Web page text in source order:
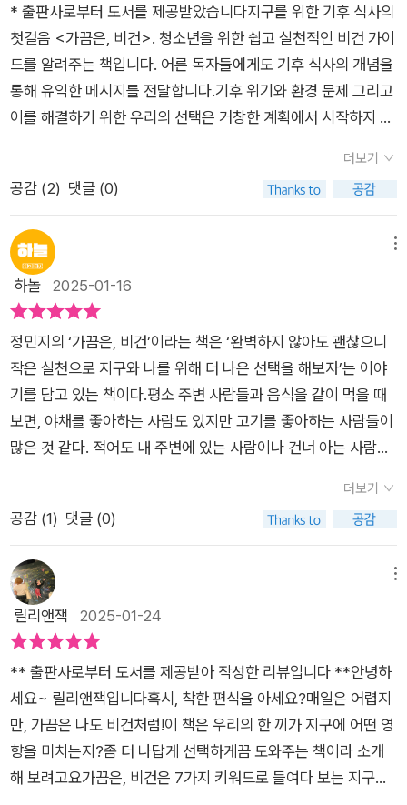
겨나는 다양한 이유, 유통기한과 소비기한의 차이 등 실생활과 관
련한 환경 지식도 담겨 있어서 필독서로 추천합니다.
* 출판사로부터 도서를 제공받았습니다지구를 위한 기후 식사의
첫걸음 <가끔은, 비건>. 청소년을 위한 쉽고 실천적인 비건 가이
드를 알려주는 책입니다. 어른 독자들에게도 기후 식사의 개념을
통해 유익한 메시지를 전달합니다.기후 위기와 환경 문제 그리고
이를 해결하기 위한 우리의 선택은 거창한 계획에서 시작하지 않
등, 빈곤 문제와 어떻게 연결되는지 탐구합니다.누구나 실천할 수
있는 작은 변화로 지구를 지키는 방법을 만나게 됩니다. 음식으로
지구를 구할 수 있다는 '기후 식사'의 개념부터 재미있습니다.우
리가 매일 선택하는 식사가 어떻게 지구의 미래를 바꿀 수 있는지
를 보여줍니다. 온실가스 배출량에서 축산업이 교통수단을 넘는
18%를 차지한다는 사실은 충격적입니다. 전기차로 바꾸는 것보
이 거대한 변화를 일으킬 수 있음을 깨닫게 됩니다.뉴욕에서 큰
인기를 끈 K-김밥은 그 맛뿐 아니라 채식 메뉴로도 주목받았습니
다. 기후 식사가 단순히 환경 운동을 넘어, 현대인의 생활에 쉽게
스며들 수 있음을 보여줍니다.조카를 사랑하는 이모 입장에서 이
책을 썼다는 정민지 작가의 글과 함께 건강하고 무해한 미니멀리
즘과 채식 지향 라이프 스타일을 디자인하는 민디 작가의 그림 조
화가 이 책의 매력을 한층 더 돋보이게 합니다. 재미있고 명료하
이도 짚어줍니다. 히틀러와 간디처럼 상반된 인물이 채식을 실천
했다는 이야기를 통해, 채식주의가 특정한 이념에 국한되지 않음
을 강조합니다.또한 완전한 비건을 실천하지 않더라도 '고기 없는
월요일'처럼 선택적 비건을 시도하는 방법도 충분한 의미가 있음
을 짚어줍니다. 한 명의 완전한 비건보다 열 명의 선택적 비건이
낫다는 메시지는 채식의 실천 가능성을 높이고, 누구나 부담 없이
시작할 수 있음을 전달합니다.우리가 자주 먹는 소고기와 치킨이
환경에 미치는 영향에 대해서도 짚어줍니다. 소는 잘못이 없지만
우리가 육류 산업을 다루는 방식이 잘못되었음을 이야기합니다.
더보기
공감 (2) 댓글 (0)
하놀 2025-01-16
정민지의 ‘가끔은, 비건’이라는 책은 ‘완벽하지 않아도 괜찮으니
작은 실천으로 지구와 나를 위해 더 나은 선택을 해보자’는 이야
기를 담고 있는 책이다.평소 주변 사람들과 음식을 같이 먹을 때
보면, 야채를 좋아하는 사람도 있지만 고기를 좋아하는 사람들이
많은 것 같다. 적어도 내 주변에 있는 사람이나 건너 아는 사람들
사람들은 기분이 저기압일 때 ”고기 앞!”을 외치고, “인생은 고기
서 고기!”를 외치며 고기를 찾았다. 하지만 이러한 고기 소비량이
가?기자인 저자도 다양한 분야의 사람을 만나게 되고, 청소년 독
자를 위한 책을 쓰면서 환경이나 생태, 동물 복지 같은 개념들을
제대로 알게 됐다고 한다. 기후 위기가 도래한 시점에 기후를 지
음식을 바꾸는 것이 중요하다는 사실을 알게 되었다.평소 좋아하
는 문장 중에 “우리가 읽는 모든 것이 우리 자신을 만든다.”라는
말이 있는데,먹는 것과 관련 된 말 중에 비슷한 표현이 있다는 걸
알게 됐다.”You are what you eat.”당신이 먹는 것이 바로 당
신이다.이 말을 되새겨 보니, 그동안 먹어왔던 그리고 먹고 있는
더보기
공감 (1) 댓글 (0)
릴리앤잭 2025-01-24
** 출판사로부터 도서를 제공받아 작성한 리뷰입니다 **안녕하
세요~ 릴리앤잭입니다혹시, 착한 편식을 아세요?매일은 어렵지
만, 가끔은 나도 비건처럼!이 책은 우리의 한 끼가 지구에 어떤 영
향을 미치는지?좀 더 나답게 선택하게끔 도와주는 책이라 소개
해 보려고요가끔은, 비건은 7가지 키워드로 들여다 보는 지구를